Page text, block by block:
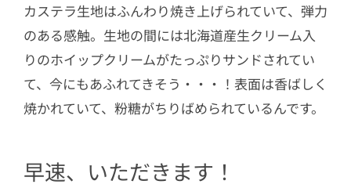
カステラ生地はふんわり焼き上げられていて、弾力
のある感触。生地の間には北海道産生クリーム入
りのホイップクリームがたっぷりサンドされてい
て、今にもあふれてきそう・・・！表面は香ばしく
焼かれていて、粉糖がちりばめられているんです。
早速、いただきます！